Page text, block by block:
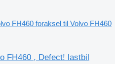
FH460 foraksel til Volvo FH460
FH460 , Defect! lastbil